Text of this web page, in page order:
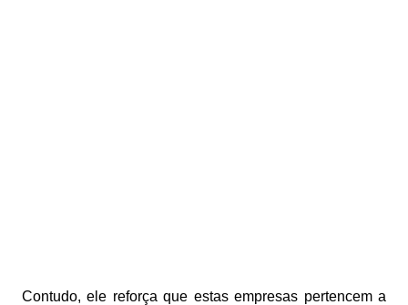
Contudo, ele reforça que estas empresas pertencem a